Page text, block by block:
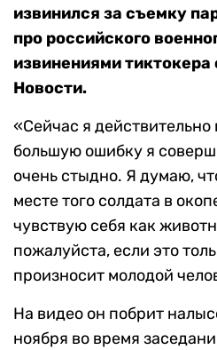
извинился за съемку
про российского
извинениями
Новости.
«Сейчас я
большую ошибку я
очень стыдно. Я думаю,
месте того солдата в
чувствую себя как
пожалуйста, если это
произносит молодой
На видео он побрит
ноября во время